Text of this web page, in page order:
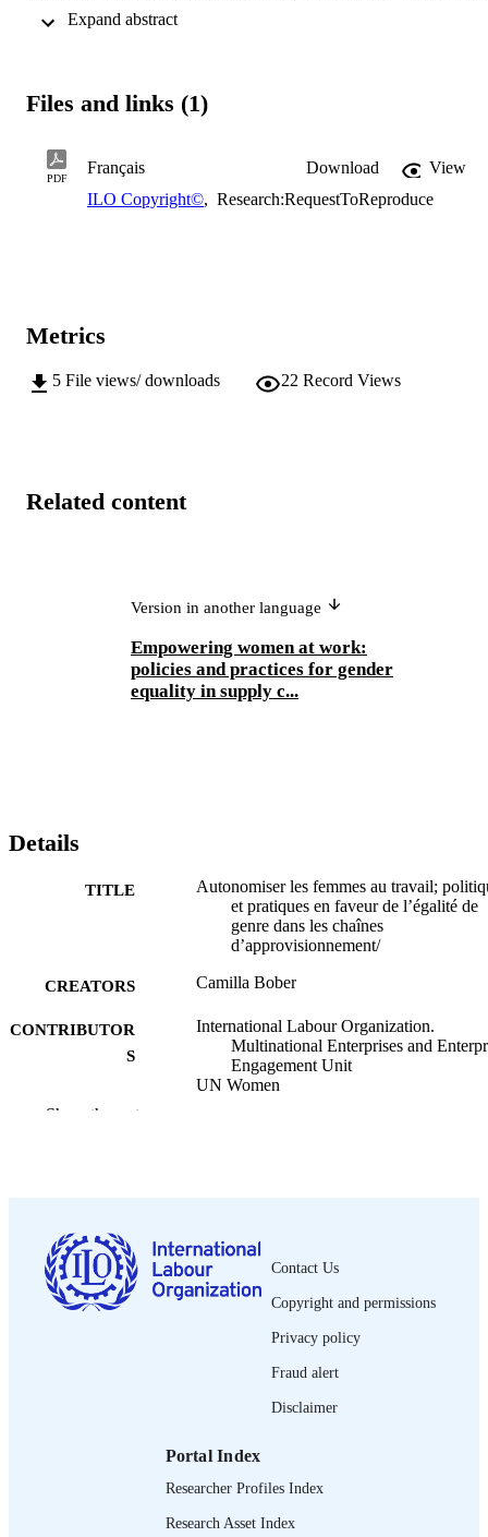
matière d'égalité de genre au travail de la part des principales
pays du G7 pour l’autonomisation économique des femmes au
Files and links (1)
PDF
Français Download
View
ILO Copyright©, Research:RequestToReproduce
Metrics
5 File views/ downloads 22 Record Views
Related content
Version in another language
Empowering women at work:
policies and practices for gender
equality in supply c...
Details
TITLE
Autonomiser les femmes au travail;
et pratiques en faveur de l’égalité de
genre dans les chaînes
d’approvisionnement/
CREATORS Camilla Bober
CONTRIBUTOR
S
International Labour Organization.
Multinational Enterprises and
Engagement Unit
UN Women
EDITION
NUMBER OF
PAGES
ix, 99 p.
9789220340165
995264808302676
Show the rest
Contact Us
Copyright and permissions
Privacy policy
Fraud alert
Disclaimer
Portal Index
Researcher Profiles Index
Research Asset Index